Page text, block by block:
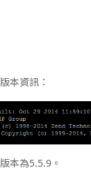
本資訊：
本為5.5.9。